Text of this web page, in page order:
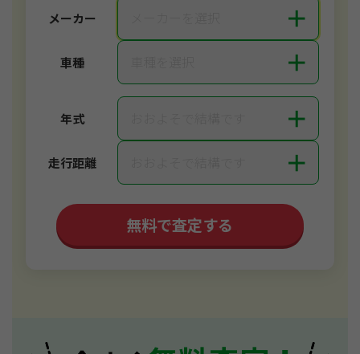
メーカー ＋
車種 ＋
年式 ＋
走行距離 ＋
無料で査定する